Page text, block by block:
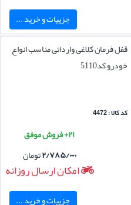
جزییات و خرید ...
قفل فرمان کلاغی وارداتی مناسب انواع
خودرو کد5110
کد کالا : 4472
۲۱+ فروش موفق
۲/۷۸۵/۰۰۰تومان
امکان ارسال روزانه
جزییات و خرید ...